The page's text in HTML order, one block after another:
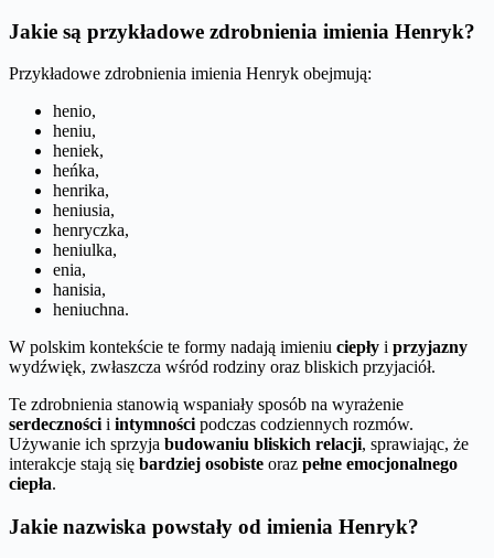
Jakie są przykładowe zdrobnienia imienia Henryk?
Przykładowe zdrobnienia imienia Henryk obejmują:
henio,
heniu,
heniek,
heńka,
henrika,
heniusia,
henryczka,
heniulka,
enia,
hanisia,
heniuchna.
W polskim kontekście te formy nadają imieniu ciepły i przyjazny
wydźwięk, zwłaszcza wśród rodziny oraz bliskich przyjaciół.
Te zdrobnienia stanowią wspaniały sposób na wyrażenie
serdecznościi intymnościpodczas codziennych rozmów.
Używanie ich sprzyja budowaniu bliskich relacji, sprawiając, że
interakcje stają się bardziej osobiste oraz pełne emocjonalnego
ciepła.
Jakie nazwiska powstały od imienia Henryk?